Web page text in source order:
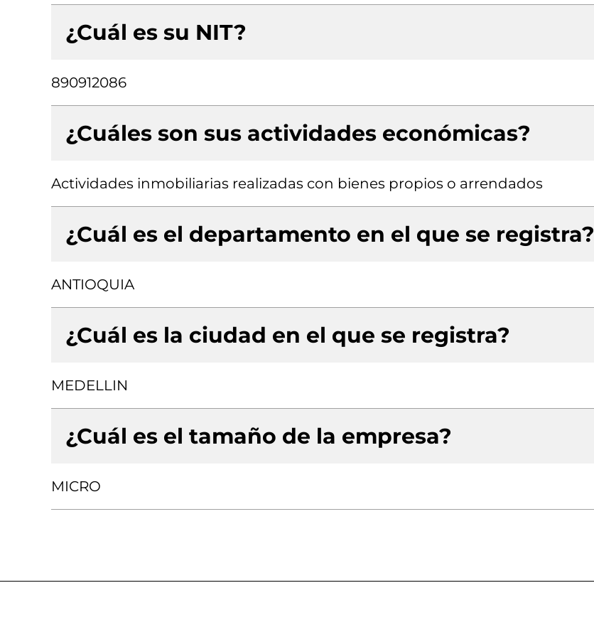
¿Cuál es su NIT?
890912086
¿Cuáles son sus actividades económicas?
Actividades inmobiliarias realizadas con bienes propios o arrendados
¿Cuál es el departamento en el que se registra?
ANTIOQUIA
¿Cuál es la ciudad en el que se registra?
MEDELLIN
¿Cuál es el tamaño de la empresa?
MICRO